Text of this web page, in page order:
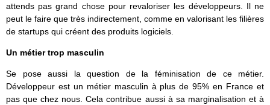
attends pas grand chose pour revaloriser les développeurs. Il ne
peut le faire que très indirectement, comme en valorisant les filières
de startups qui créent des produits logiciels.
Un métier trop masculin
Se pose aussi la question de la féminisation de ce métier.
Développeur est un métier masculin à plus de 95% en France et
pas que chez nous. Cela contribue aussi à sa marginalisation et à